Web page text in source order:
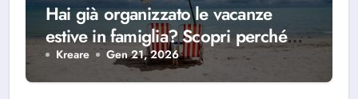
Hai già organizzato le vacanze
estive in famiglia? Scopri perché
scegliere Alba Adriatica
Kreare Gen 21, 2026